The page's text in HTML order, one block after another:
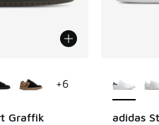
Graffik
+6
adidas